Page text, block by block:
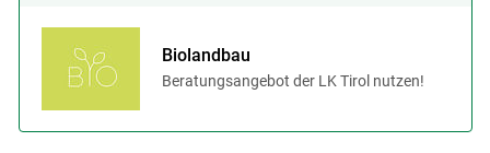
Biolandbau
Beratungsangebot der LK Tirol nutzen!